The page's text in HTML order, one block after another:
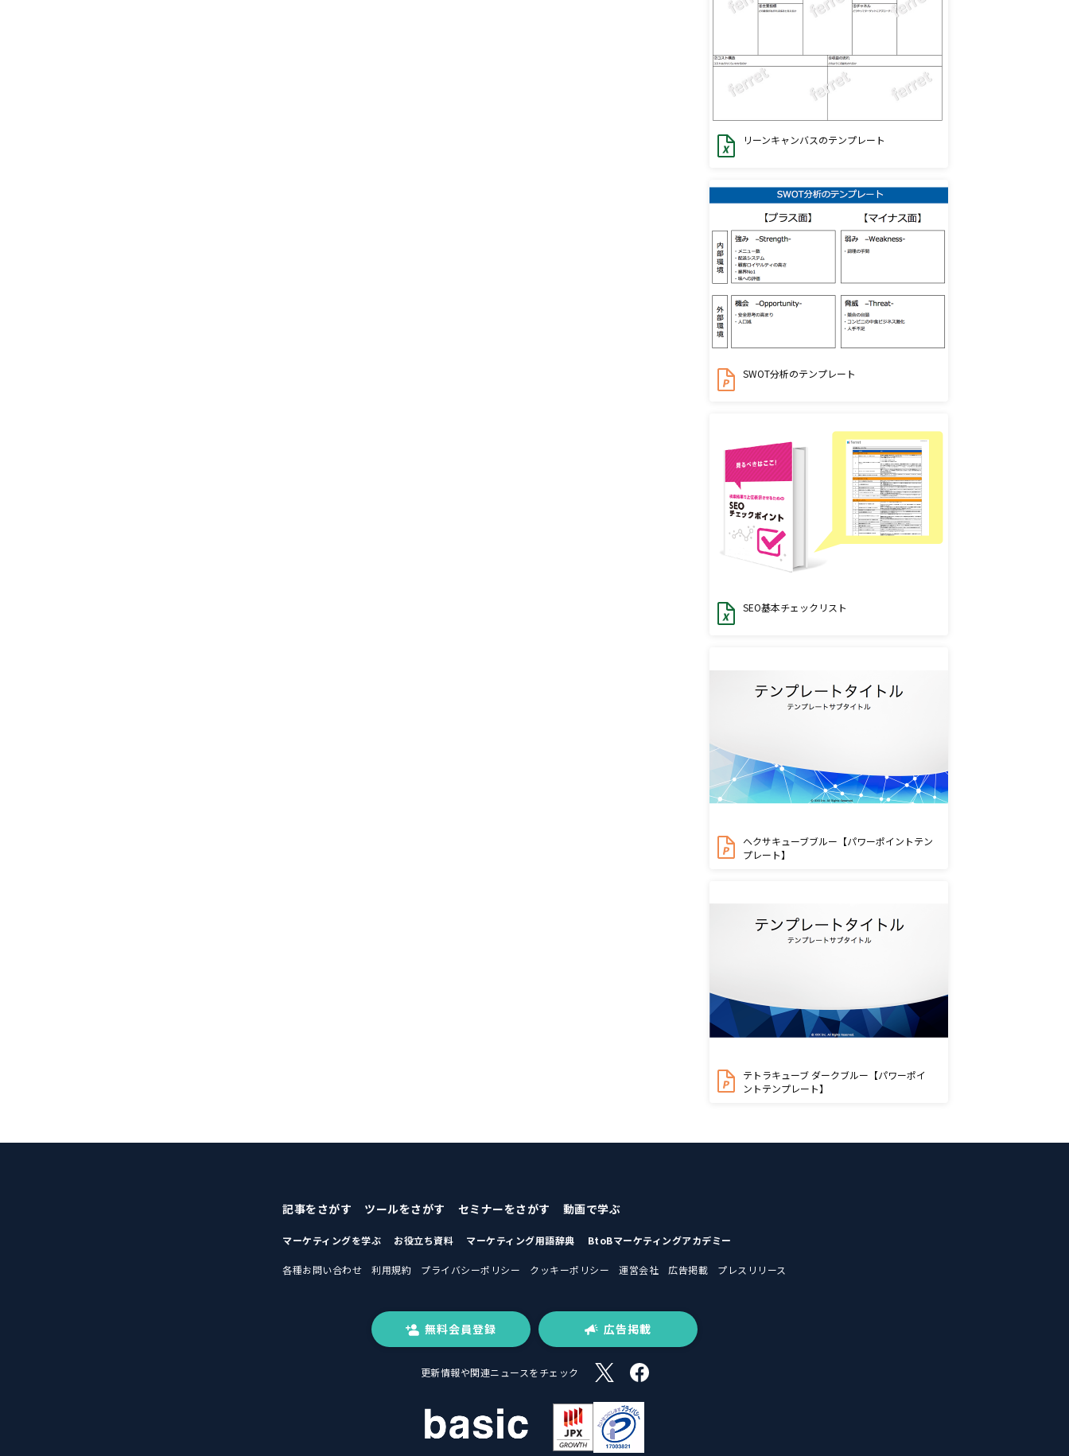
リーンキャンバスのテンプレート
SWOT分析のテンプレート
SEO基本チェックリスト
ヘクサキューブブルー【パワーポイントテン
プレート】
テトラキューブ ダークブルー【パワーポイ
ントテンプレート】
記事をさがす ツールをさがす セミナーをさがす 動画で学ぶ
マーケティングを学ぶ お役立ち資料 マーケティング用語辞典 BtoBマーケティングアカデミー
各種お問い合わせ 利用規約 プライバシーポリシー クッキーポリシー 運営会社 広告掲載 プレスリリース
無料会員登録 広告掲載
更新情報や関連ニュースをチェック